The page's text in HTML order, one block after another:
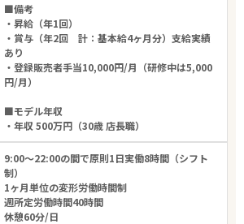
■備考
・昇給（年1回）
・賞与（年2回 計：基本給4ヶ月分）支給実績
あり
・登録販売者手当10,000円/月（研修中は5,000
円/月）
■モデル年収
・年収 500万円（30歳 店長職）
9:00～22:00の間で原則1日実働8時間（シフト
制）
1ヶ月単位の変形労働時間制
週所定労働時間40時間
休憩60分/日